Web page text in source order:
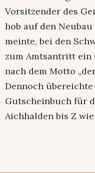
Vorsitzender des
hob auf den
meinte, bei den
zum Amtsantritt ein
nach dem Motto
Dennoch
Gutscheinbuch für
Aichhalden bis Z